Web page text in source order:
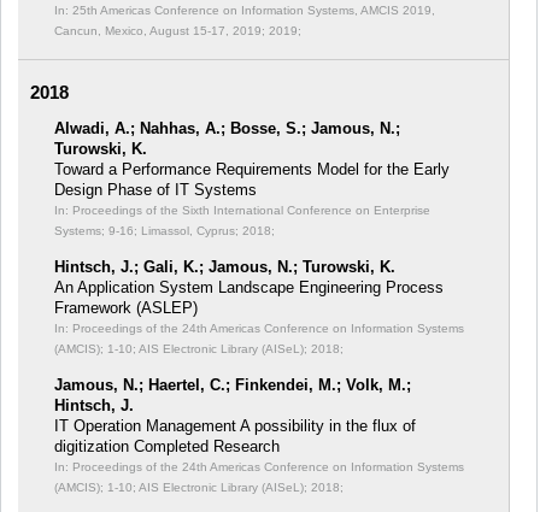
In: 25th Americas Conference on Information Systems, AMCIS 2019,
Cancun, Mexico, August 15-17, 2019; 2019;
2018
Alwadi, A.; Nahhas, A.; Bosse, S.; Jamous, N.;
Turowski, K.
Toward a Performance Requirements Model for the Early
Design Phase of IT Systems
In: Proceedings of the Sixth International Conference on Enterprise
Systems; 9-16; Limassol, Cyprus; 2018;
Hintsch, J.; Gali, K.; Jamous, N.; Turowski, K.
An Application System Landscape Engineering Process
Framework (ASLEP)
In: Proceedings of the 24th Americas Conference on Information Systems
(AMCIS); 1-10; AIS Electronic Library (AISeL); 2018;
Jamous, N.; Haertel, C.; Finkendei, M.; Volk, M.;
Hintsch, J.
IT Operation Management A possibility in the flux of
digitization Completed Research
In: Proceedings of the 24th Americas Conference on Information Systems
(AMCIS); 1-10; AIS Electronic Library (AISeL); 2018;